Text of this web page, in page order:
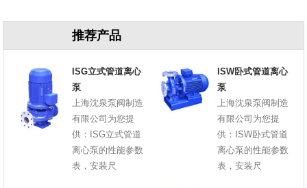
推荐产品
ISG立式管道离心
泵
上海沈泉泵阀制造
有限公司为您提
供：ISG立式管道
离心泵的性能参数
表，安装尺
ISW卧式管道离心
泵
上海沈泉泵阀制造
有限公司为您提
供：ISW卧式管道
离心泵的性能参数
表，安装尺